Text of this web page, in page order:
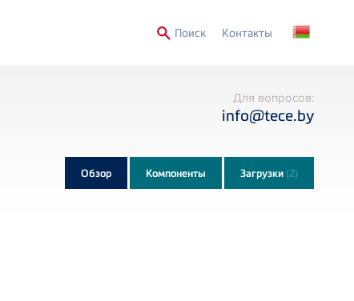
ПоискSecondary
Контакты
Для вопросов:
info@tece.by
Обзор Компоненты Загрузки (2)